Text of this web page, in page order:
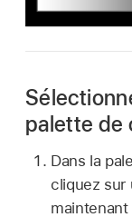
palette de
Dans la
cliquez sur